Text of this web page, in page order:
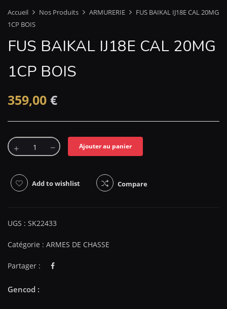
Accueil Nos Produits ARMURERIE
FUS BAIKAL IJ18E CAL 20MG
1CP BOIS
FUS BAIKAL IJ18E CAL 20MG
1CP BOIS
359,00 €
Ajouter au panier
Add to wishlist Compare
UGS : SK22433
Catégorie : ARMES DE CHASSE
Partager :